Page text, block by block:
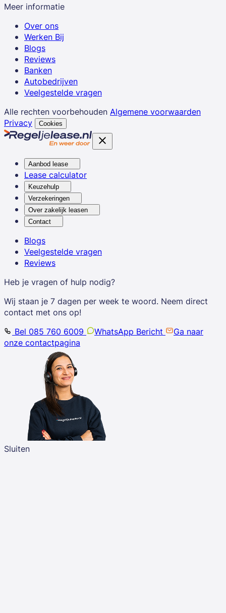
Meer informatie
Over ons
Werken Bij
Blogs
Reviews
Banken
Autobedrijven
Veelgestelde vragen
Alle rechten voorbehouden Algemene voorwaarden
Privacy
Cookies
Aanbod lease
Lease calculator
Keuzehulp
Verzekeringen
Over zakelijk leasen
Contact
Blogs
Veelgestelde vragen
Reviews
Heb je vragen of hulp nodig?
Wij staan je 7 dagen per week te woord. Neem direct
contact met ons op!
Bel 085 760 6009
WhatsApp Bericht
Ga naar
onze contactpagina
Sluiten